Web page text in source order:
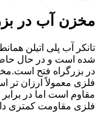
مخزن آب در
تانکر آب پلی اتیلن
شده است و در حال حاضر
در بزرگراه فتح
فلزی معمولاً ارزان تر
مقاوم است اما در
فلزی مقاومت کمتری